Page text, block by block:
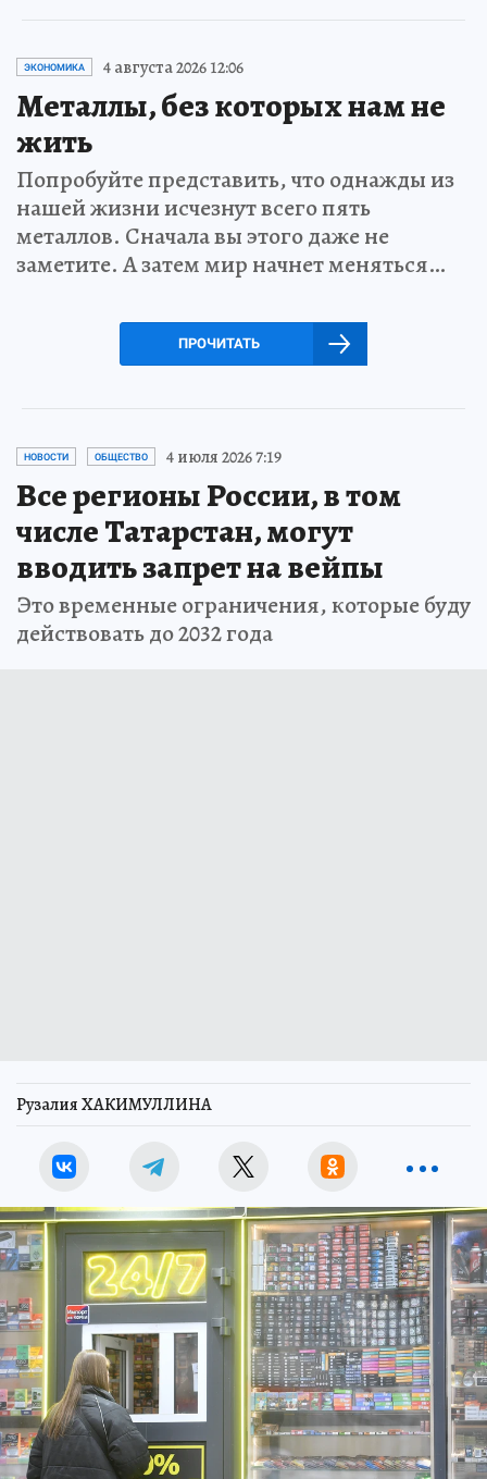
ЭКОНОМИКА 4 августа 2026 12:06
Металлы, без которых нам не
жить
Попробуйте представить, что однажды из
нашей жизни исчезнут всего пять
металлов. Сначала вы этого даже не
заметите. А затем мир начнет меняться…
ПРОЧИТАТЬ
НОВОСТИ ОБЩЕСТВО 4 июля 2026 7:19
Все регионы России, в том
числе Татарстан, могут
вводить запрет на вейпы
Это временные ограничения, которые буду
действовать до 2032 года
Рузалия ХАКИМУЛЛИНА